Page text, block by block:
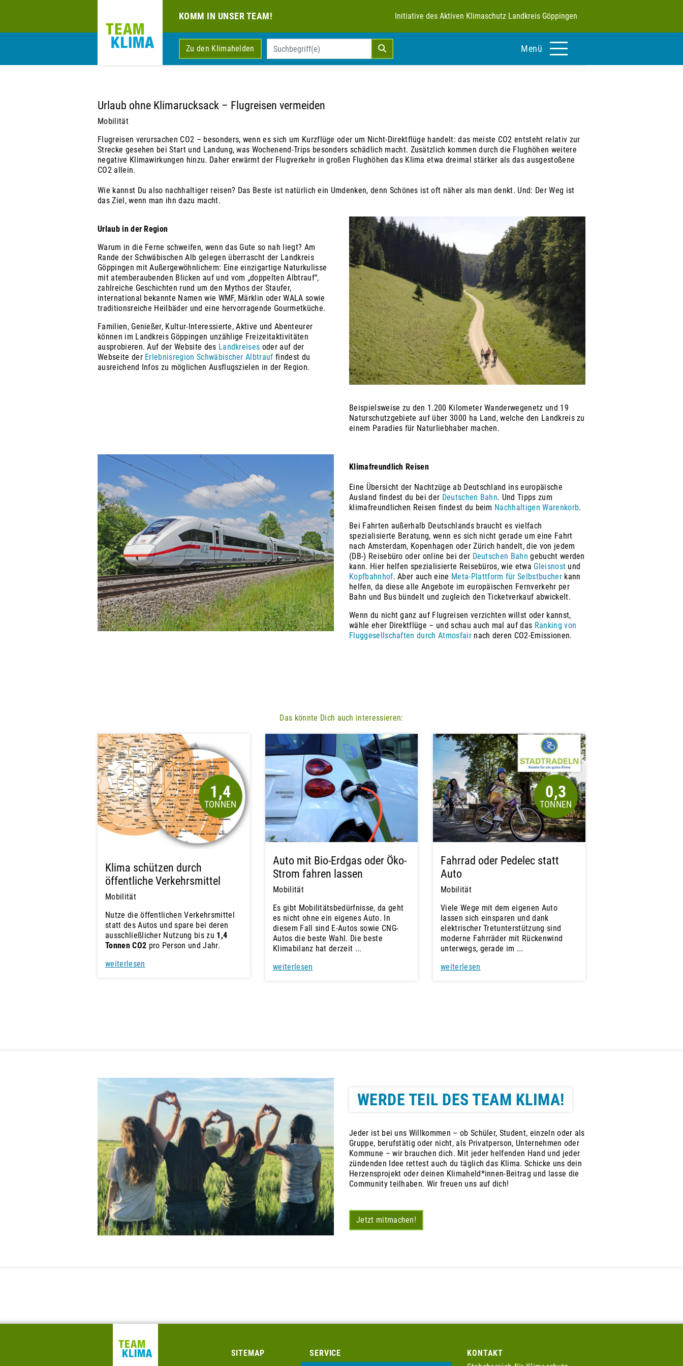
KOMM IN UNSER TEAM! Initiative des Aktiven Klimaschutz Landkreis Göppingen
Zu den Klimahelden Menü
Urlaub ohne Klimarucksack – Flugreisen vermeiden
Mobilität
Flugreisen verursachen CO2 – besonders, wenn es sich um Kurzflüge oder um Nicht-Direktflüge handelt: das meiste CO2 entsteht relativ zur
Strecke gesehen bei Start und Landung, was Wochenend-Trips besonders schädlich macht. Zusätzlich kommen durch die Flughöhen weitere
negative Klimawirkungen hinzu. Daher erwärmt der Flugverkehr in großen Flughöhen das Klima etwa dreimal stärker als das ausgestoßene
CO2 allein.
Wie kannst Du also nachhaltiger reisen? Das Beste ist natürlich ein Umdenken, denn Schönes ist oft näher als man denkt. Und: Der Weg ist
das Ziel, wenn man ihn dazu macht.
Urlaub in der Region
Warum in die Ferne schweifen, wenn das Gute so nah liegt? Am
Rande der Schwäbischen Alb gelegen überrascht der Landkreis
Göppingen mit Außergewöhnlichem: Eine einzigartige Naturkulisse
mit atemberaubenden Blicken auf und vom „doppelten Albtrauf“,
zahlreiche Geschichten rund um den Mythos der Staufer,
international bekannte Namen wie WMF, Märklin oder WALA sowie
traditionsreiche Heilbäder und eine hervorragende Gourmetküche.
Familien, Genießer, Kultur-Interessierte, Aktive und Abenteurer
können im Landkreis Göppingen unzählige Freizeitaktivitäten
ausprobieren. Auf der Website des Landkreises oder auf der
Webseite der Erlebnisregion Schwäbischer Albtrauf findest du
ausreichend Infos zu möglichen Ausflugszielen in der Region.
Beispielsweise zu den 1.200 Kilometer Wanderwegenetz und 19
Naturschutzgebiete auf über 3000 ha Land, welche den Landkreis zu
einem Paradies für Naturliebhaber machen.
Klimafreundlich Reisen
Eine Übersicht der Nachtzüge ab Deutschland ins europäische
Ausland findest du bei der Deutschen Bahn. Und Tipps zum
klimafreundlichen Reisen findest du beim Nachhaltigen Warenkorb.
Bei Fahrten außerhalb Deutschlands braucht es vielfach
spezialisierte Beratung, wenn es sich nicht gerade um eine Fahrt
nach Amsterdam, Kopenhagen oder Zürich handelt, die von jedem
(DB-) Reisebüro oder online bei der Deutschen Bahn gebucht werden
kann. Hier helfen spezialisierte Reisebüros, wie etwa Gleisnost und
Kopfbahnhof. Aber auch eine Meta-Plattform für Selbstbucherkann
helfen, da diese alle Angebote im europäischen Fernverkehr per
Bahn und Bus bündelt und zugleich den Ticketverkauf abwickelt.
Wenn du nicht ganz auf Flugreisen verzichten willst oder kannst,
wähle eher Direktflüge – und schau auch mal auf das Ranking von
Fluggesellschaften durch Atmosfairnach deren CO2-Emissionen.
Das könnte Dich auch interessieren:
Klima schützen durch
öffentliche Verkehrsmittel
Mobilität
Nutze die öffentlichen Verkehrsmittel
statt des Autos und spare bei deren
ausschließlicher Nutzung bis zu 1,4
Tonnen CO2 pro Person und Jahr.
1,4
weiterlesen
Auto mit Bio-Erdgas oder Öko-
Strom fahren lassen
Mobilität
Es gibt Mobilitätsbedürfnisse, da geht
es nicht ohne ein eigenes Auto. In
diesem Fall sind E-Autos sowie CNG-
Autos die beste Wahl. Die beste
Klimabilanz hat derzeit ...
weiterlesen
Fahrrad oder Pedelec statt
Auto
Mobilität
Viele Wege mit dem eigenen Auto
lassen sich einsparen und dank
elektrischer Tretunterstützung sind
moderne Fahrräder mit Rückenwind
unterwegs, gerade im ...
0,3
weiterlesen
WERDE TEIL DES TEAM KLIMA!
Jeder ist bei uns Willkommen – ob Schüler, Student, einzeln oder als
Gruppe, berufstätig oder nicht, als Privatperson, Unternehmen oder
Kommune – wir brauchen dich. Mit jeder helfenden Hand und jeder
zündenden Idee rettest auch du täglich das Klima. Schicke uns dein
Herzensprojekt oder deinen Klimaheld*innen-Beitrag und lasse die
Community teilhaben. Wir freuen uns auf dich!
Jetzt mitmachen!
SITEMAP SERVICE
KONTAKT